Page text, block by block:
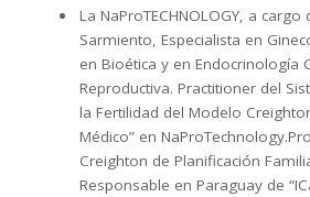
La NaProTECHNOLOGY, a
Sarmiento, Especialista en
en Bioética y en Endocrinología
Reproductiva. Practitioner del
la Fertilidad del Modelo
Médico” en
Creighton de Planificación
Responsable en Paraguay de